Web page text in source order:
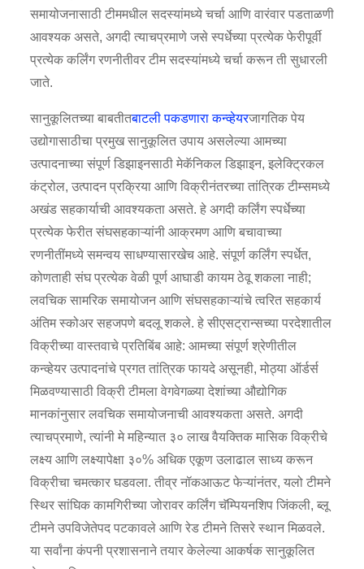
समायोजनासाठी टीममधील सदस्यांमध्ये चर्चा आणि वारंवार पडताळणी
आवश्यक असते, अगदी त्याचप्रमाणे जसे स्पर्धेच्या प्रत्येक फेरीपूर्वी
प्रत्येक कर्लिंग रणनीतीवर टीम सदस्यांमध्ये चर्चा करून ती सुधारली
जाते.
सानुकूलितच्या बाबतीतबाटली पकडणारा कन्व्हेयरजागतिक पेय
उद्योगासाठीचा प्रमुख सानुकूलित उपाय असलेल्या आमच्या
उत्पादनाच्या संपूर्ण डिझाइनसाठी मेकॅनिकल डिझाइन, इलेक्ट्रिकल
कंट्रोल, उत्पादन प्रक्रिया आणि विक्रीनंतरच्या तांत्रिक टीम्समध्ये
अखंड सहकार्याची आवश्यकता असते. हे अगदी कर्लिंग स्पर्धेच्या
प्रत्येक फेरीत संघसहकाऱ्यांनी आक्रमण आणि बचावाच्या
रणनीतींमध्ये समन्वय साधण्यासारखेच आहे. संपूर्ण कर्लिंग स्पर्धेत,
कोणताही संघ प्रत्येक वेळी पूर्ण आघाडी कायम ठेवू शकला नाही;
लवचिक सामरिक समायोजन आणि संघसहकाऱ्यांचे त्वरित सहकार्य
अंतिम स्कोअर सहजपणे बदलू शकले. हे सीएसट्रान्सच्या परदेशातील
विक्रीच्या वास्तवाचे प्रतिबिंब आहे: आमच्या संपूर्ण श्रेणीतील
कन्व्हेयर उत्पादनांचे प्रगत तांत्रिक फायदे असूनही, मोठ्या ऑर्डर्स
मिळवण्यासाठी विक्री टीमला वेगवेगळ्या देशांच्या औद्योगिक
मानकांनुसार लवचिक समायोजनाची आवश्यकता असते. अगदी
त्याचप्रमाणे, त्यांनी मे महिन्यात ३० लाख वैयक्तिक मासिक विक्रीचे
लक्ष्य आणि लक्ष्यापेक्षा ३०% अधिक एकूण उलाढाल साध्य करून
विक्रीचा चमत्कार घडवला. तीव्र नॉकआऊट फेऱ्यांनंतर, यलो टीमने
स्थिर सांघिक कामगिरीच्या जोरावर कर्लिंग चॅम्पियनशिप जिंकली, ब्लू
टीमने उपविजेतेपद पटकावले आणि रेड टीमने तिसरे स्थान मिळवले.
या सर्वांना कंपनी प्रशासनाने तयार केलेल्या आकर्षक सानुकूलित